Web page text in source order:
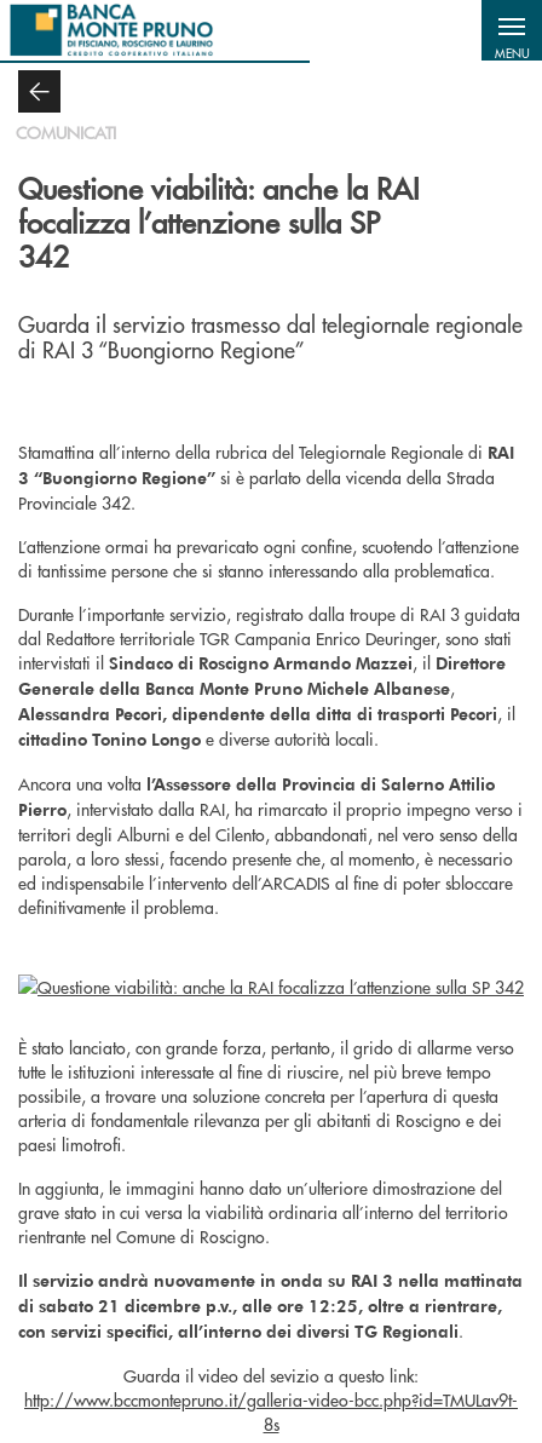
Salta al contenuto principale
MENU
COMUNICATI
Questione viabilità: anche la RAI
focalizza l’attenzione sulla SP
342
Guarda il servizio trasmesso dal telegiornale regionale
di RAI 3 “Buongiorno Regione”
Stamattina all’interno della rubrica del Telegiornale Regionale di RAI
3 “Buongiorno Regione” si è parlato della vicenda della Strada
Provinciale 342.
L’attenzione ormai ha prevaricato ogni confine, scuotendo l’attenzione
di tantissime persone che si stanno interessando alla problematica.
Durante l’importante servizio, registrato dalla troupe di RAI 3 guidata
dal Redattore territoriale TGR Campania Enrico Deuringer, sono stati
intervistati il Sindaco di Roscigno Armando Mazzei, il Direttore
Generale della Banca Monte Pruno Michele Albanese,
Alessandra Pecori, dipendente della ditta di trasporti Pecori, il
cittadino Tonino Longo e diverse autorità locali.
Ancora una volta l’Assessore della Provincia di Salerno Attilio
Pierro, intervistato dalla RAI, ha rimarcato il proprio impegno verso i
territori degli Alburni e del Cilento, abbandonati, nel vero senso della
parola, a loro stessi, facendo presente che, al momento, è necessario
ed indispensabile l’intervento dell’ARCADIS al fine di poter sbloccare
definitivamente il problema.
È stato lanciato, con grande forza, pertanto, il grido di allarme verso
tutte le istituzioni interessate al fine di riuscire, nel più breve tempo
possibile, a trovare una soluzione concreta per l’apertura di questa
arteria di fondamentale rilevanza per gli abitanti di Roscigno e dei
paesi limotrofi.
In aggiunta, le immagini hanno dato un’ulteriore dimostrazione del
grave stato in cui versa la viabilità ordinaria all’interno del territorio
rientrante nel Comune di Roscigno.
Il servizio andrà nuovamente in onda su RAI 3 nella mattinata
di sabato 21 dicembre p.v., alle ore 12:25, oltre a rientrare,
con servizi specifici, all’interno dei diversi TG Regionali.
Guarda il video del sevizio a questo link:
http://www.bccmontepruno.it/galleria-video-bcc.php?id=TMULav9t-
8s